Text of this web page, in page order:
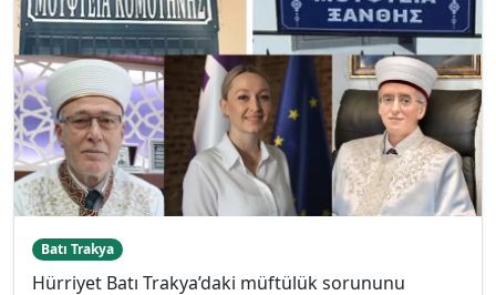
Batı Trakya
Hürriyet Batı Trakya’daki müftülük sorununu